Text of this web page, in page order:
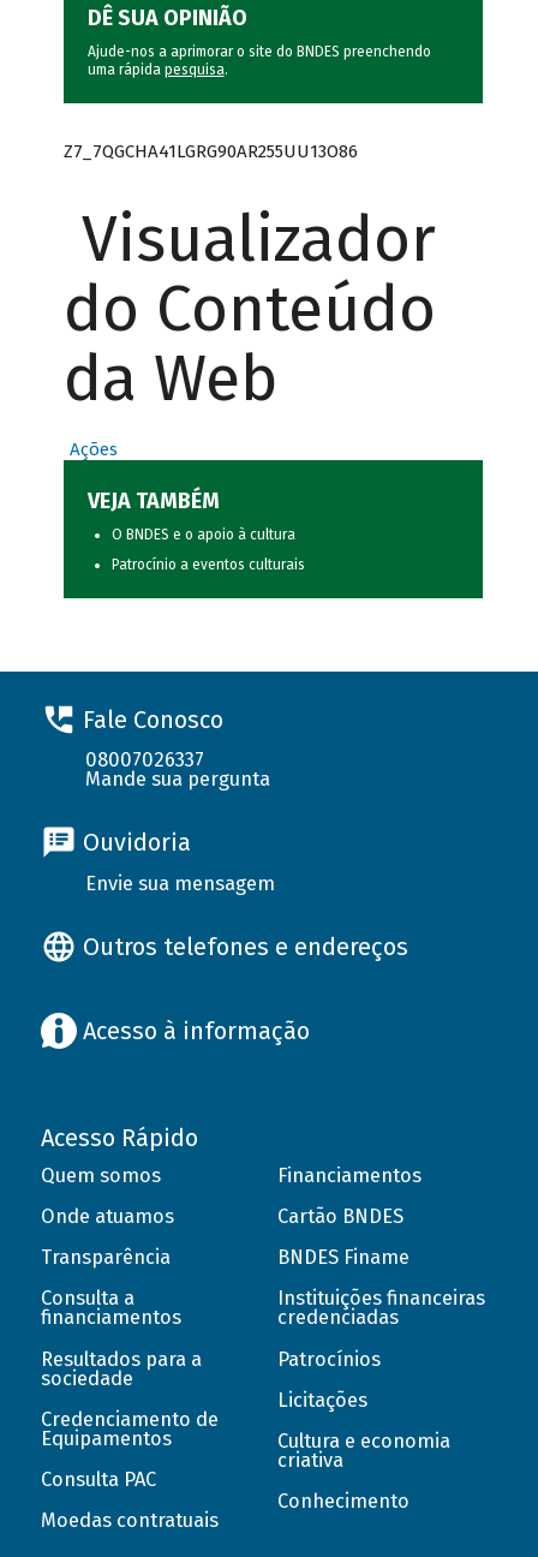
DÊ SUA OPINIÃO
Ajude-nos a aprimorar o site do BNDES preenchendo
uma rápida pesquisa.
Z7_7QGCHA41LGRG90AR255UU13O86
Visualizador
do Conteúdo
da Web
Ações
VEJA TAMBÉM
O BNDES e o apoio à cultura
Patrocínio a eventos culturais
Fale Conosco
08007026337
Mande sua pergunta
Ouvidoria
Envie sua mensagem
Outros telefones e endereços
Acesso à informação
Acesso Rápido
Quem somos
Onde atuamos
Transparência
Consulta a
financiamentos
Resultados para a
sociedade
Credenciamento de
Equipamentos
Consulta PAC
Moedas contratuais
Financiamentos
Cartão BNDES
BNDES Finame
Instituições financeiras
credenciadas
Patrocínios
Licitações
Cultura e economia
criativa
Conhecimento